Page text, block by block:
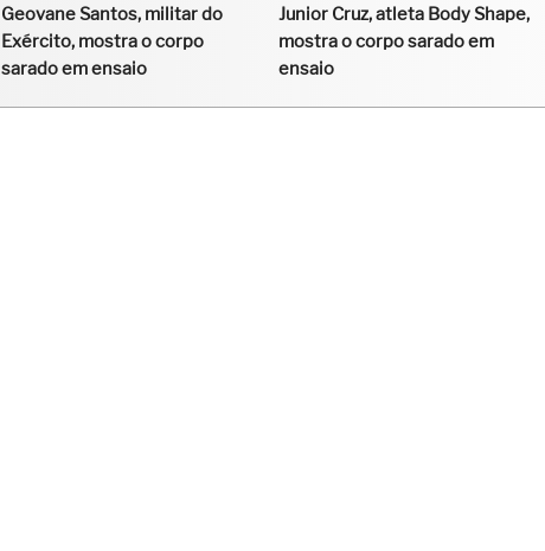
Geovane Santos, militar do
Exército, mostra o corpo
sarado em ensaio
Junior Cruz, atleta Body Shape,
mostra o corpo sarado em
ensaio